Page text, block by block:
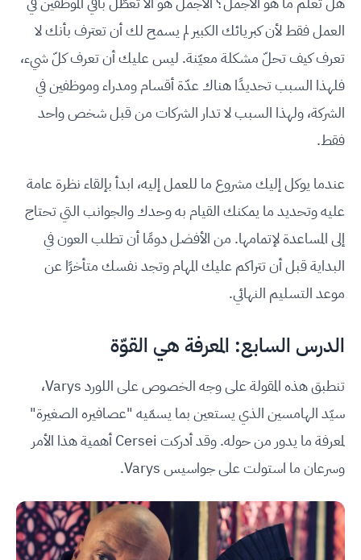
العمل فقط لأن كبريائك الكبير لم يسمح لك أن تعترف بأنك لا
تعرف كيف تحلّ مشكلة معيّنة. ليس عليك أن تعرف كلّ شيء،
فلهذا السبب تحديدًا هناك عدّة أقسام ومدراء وموظفين في
الشركة، ولهذا السبب لا تدار الشركات من قبل شخص واحد
فقط.
عندما يوكل إليك مشروع ما للعمل إليه، ابدأ بإلقاء نظرة عامة
عليه وتحديد ما يمكنك القيام به وحدك والجوانب التي تحتاج
إلى المساعدة لإتمامها. من الأفضل دومًا أن تطلب العون في
البداية قبل أن تتراكم عليك المهام وتجد نفسك متأخرًا عن
موعد التسليم النهائي.
الدرس السابع: المعرفة هي القوّة
تنطبق هذه المقولة على وجه الخصوص على اللورد Varys،
سيّد الهامسين الذي يستعين بما يسمّيه "عصافيره الصغيرة"
لمعرفة ما يدور من حوله. وقد أدركت Cersei أهمية هذا الأمر
وسرعان ما استولت على جواسيس Varys.